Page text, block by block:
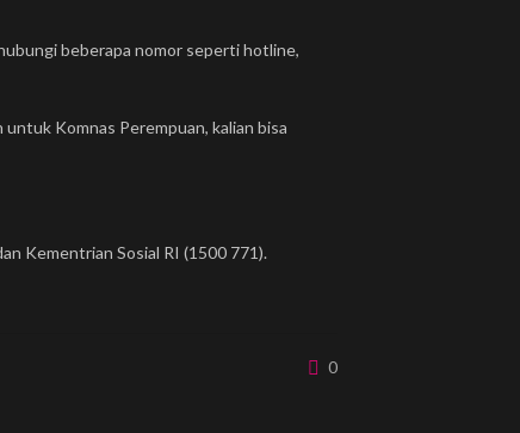
beberapa nomor seperti hotline,
Komnas Perempuan, kalian bisa
Kementrian Sosial RI (1500 771).
0